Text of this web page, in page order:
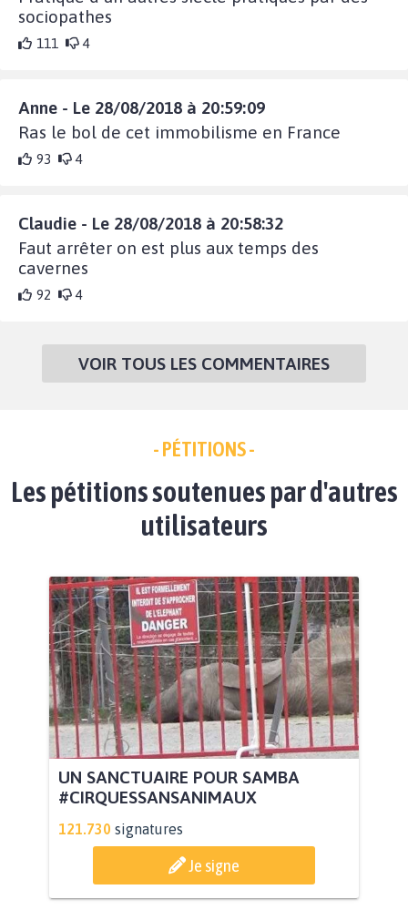
sociopathes
111 4
Anne - Le 28/08/2018 à 20:59:09
Ras le bol de cet immobilisme en France
93 4
Claudie - Le 28/08/2018 à 20:58:32
Faut arrêter on est plus aux temps des
cavernes
92 4
VOIR TOUS LES COMMENTAIRES
- PÉTITIONS -
Les pétitions soutenues par d'autres
utilisateurs
UN SANCTUAIRE POUR SAMBA
#CIRQUESSANSANIMAUX
121.730 signatures
Je signe